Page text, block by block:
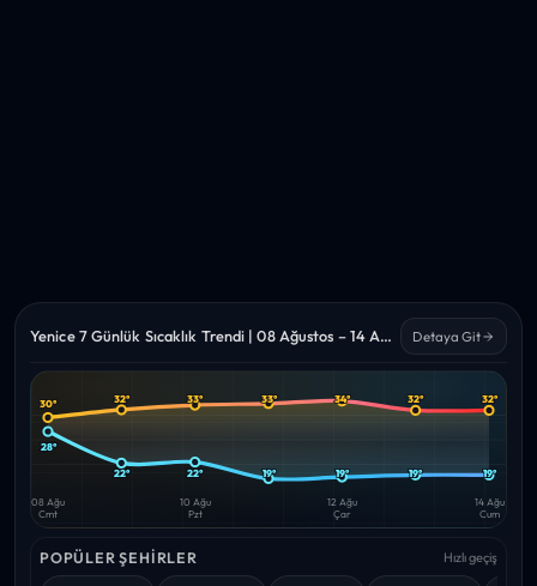
Yenice 7 Günlük Sıcaklık Trendi | 08 Ağustos – 14 Ağustos 2026 Detaya Git
Yüksek Düşük
30°
28°
32°
22°
33°
22°
33°
19°
34°
19°
32°
19°
32°
19°
08 Ağu
Cmt
10 Ağu
Pzt
12 Ağu
Çar
14 Ağu
Cum
POPÜLER ŞEHIRLER Hızlı geçiş